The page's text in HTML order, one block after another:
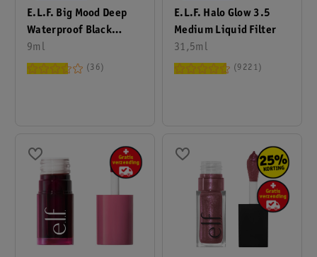
E.l.f. Big Mood Deep
Waterproof Black
Volume & Lifting
Mascara
9ml
36
E.l.f. Halo Glow 3.5
Medium Liquid Filter
31,5ml
9221